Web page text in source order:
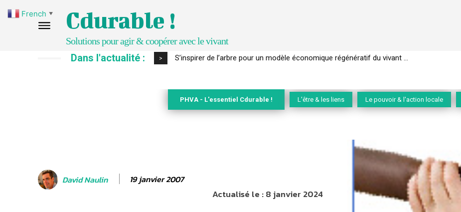
Cdurable !
Solutions pour agir & coopérer avec le vivant
Dans l'actualité : > IPBES : le « GIEC de la biodiversité » appelle les entreprises à devenir des alliées du vivant
PHVA - L'essentiel Cdurable ! L'être & les liens Le pouvoir & l'action locale
David Naulin 19 janvier 2007
Actualisé le :8 janvier 2024
French ▼